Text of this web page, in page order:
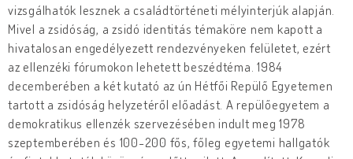
vizsgálhatók lesznek a családtörténeti mélyinterjúk alapján.
Mivel a zsidóság, a zsidó identitás témaköre nem kapott a
hivatalosan engedélyezett rendezvényeken felületet, ezért
az ellenzéki fórumokon lehetett beszédtéma. 1984
decemberében a két kutató az ún Hétfői Repülő Egyetemen
tartott a zsidóság helyzetéről előadást. A repülőegyetem a
demokratikus ellenzék szervezésében indult meg 1978
szeptemberében és 100-200 fős, főleg egyetemi hallgatók